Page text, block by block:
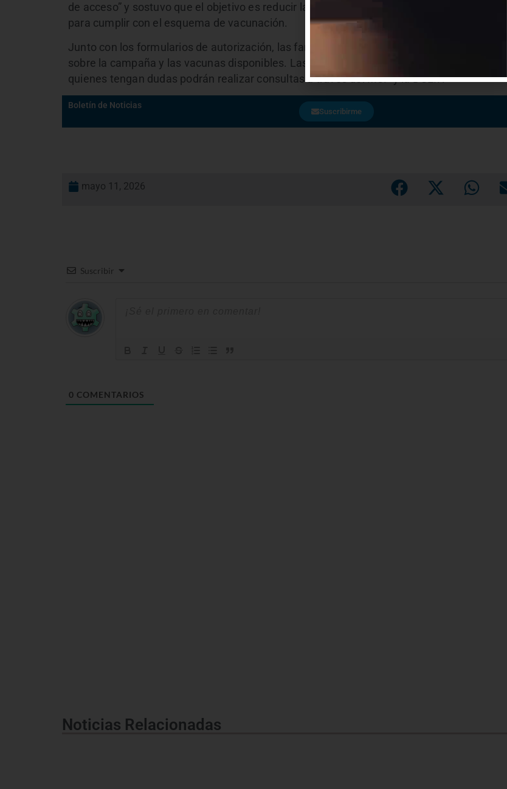
de acceso” y sostuvo que el objetivo es reducir las barreras que enfrentan muchas
para cumplir con el esquema de vacunación.
Junto con los formularios de autorización, las familias recibirán información detallada
sobre la campaña y las vacunas disponibles. Las autoridades indicaron además que
quienes tengan dudas podrán realizar consultas a través del MSP y la DGEIP.
Boletín de Noticias
Suscribirme
mayo 11, 2026
Suscribir
0 COMENTARIOS
Noticias Relacionadas